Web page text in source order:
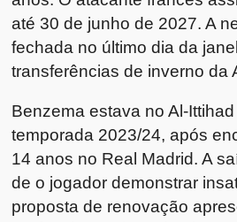
até 30 de junho de 2027. A
fechada no último dia da
transferências de inverno da
Benzema estava no Al-
temporada 2023/24, após
14 anos no Real Madrid. A
de o jogador demonstrar
proposta de renovação